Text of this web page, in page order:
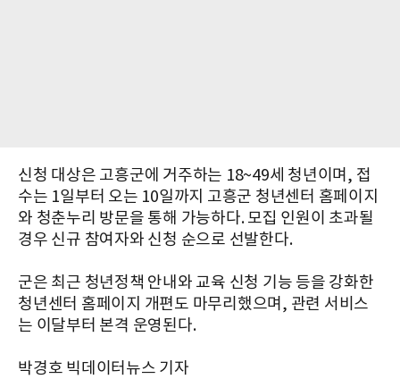
신청 대상은 고흥군에 거주하는 18~49세 청년이며, 접
수는 1일부터 오는 10일까지 고흥군 청년센터 홈페이지
와 청춘누리 방문을 통해 가능하다. 모집 인원이 초과될
경우 신규 참여자와 신청 순으로 선발한다.
군은 최근 청년정책 안내와 교육 신청 기능 등을 강화한
청년센터 홈페이지 개편도 마무리했으며, 관련 서비스
는 이달부터 본격 운영된다.
박경호 빅데이터뉴스 기자